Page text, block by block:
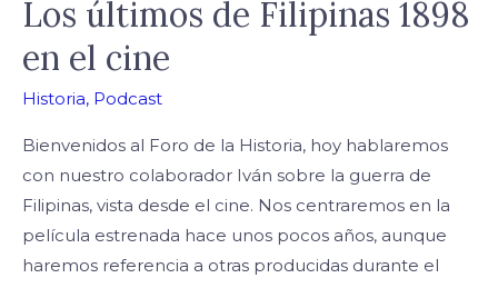
Los últimos de Filipinas 1898
en el cine
Historia, Podcast
Bienvenidos al Foro de la Historia, hoy hablaremos
con nuestro colaborador Iván sobre la guerra de
Filipinas, vista desde el cine. Nos centraremos en la
película estrenada hace unos pocos años, aunque
haremos referencia a otras producidas durante el